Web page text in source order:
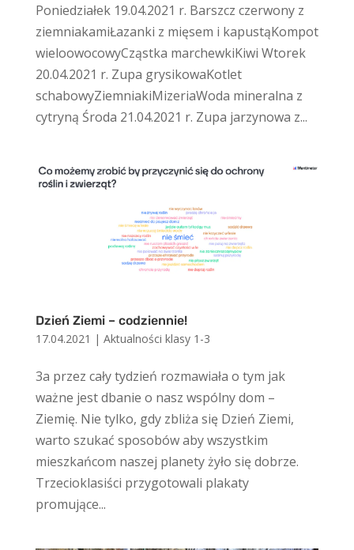
Poniedziałek 19.04.2021 r. Barszcz czerwony z
ziemniakamiŁazanki z mięsem i kapustąKompot
wieloowocowyCząstka marchewkiKiwi Wtorek
20.04.2021 r. Zupa grysikowaKotlet
schabowyZiemniakiMizeriaWoda mineralna z
cytryną Środa 21.04.2021 r. Zupa jarzynowa z...
Dzień Ziemi – codziennie!
17.04.2021 | Aktualności klasy 1-3
3a przez cały tydzień rozmawiała o tym jak
ważne jest dbanie o nasz wspólny dom –
Ziemię. Nie tylko, gdy zbliża się Dzień Ziemi,
warto szukać sposobów aby wszystkim
mieszkańcom naszej planety żyło się dobrze.
Trzecioklasiści przygotowali plakaty
promujące...